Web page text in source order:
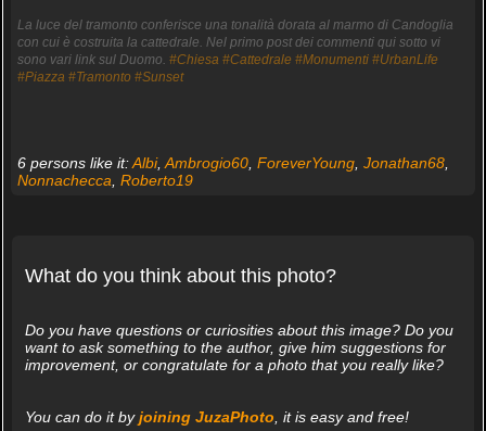
La luce del tramonto conferisce una tonalità dorata al marmo di Candoglia
con cui è costruita la cattedrale. Nel primo post dei commenti qui sotto vi
sono vari link sul Duomo. #Chiesa #Cattedrale #Monumenti #UrbanLife
#Piazza #Tramonto #Sunset
6 persons like it:Albi, Ambrogio60, ForeverYoung, Jonathan68,
Nonnachecca Roberto19
What do you think about this photo?
Do you have questions or curiosities about this image? Do you
want to ask something to the author, give him suggestions for
improvement, or congratulate for a photo that you really like?
You can do it byjoining JuzaPhoto , it is easy and free!